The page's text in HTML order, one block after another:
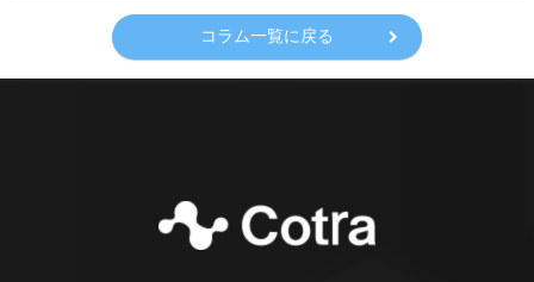
コラム一覧に戻る